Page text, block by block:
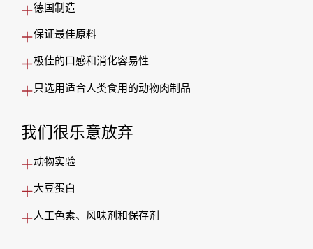
德国制造
保证最佳原料
极佳的口感和消化容易性
只选用适合人类食用的动物肉制品
我们很乐意放弃
动物实验
大豆蛋白
人工色素、风味剂和保存剂